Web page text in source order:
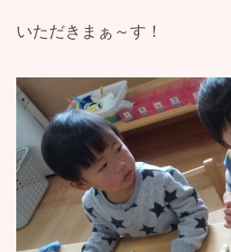
いただきまぁ～す！